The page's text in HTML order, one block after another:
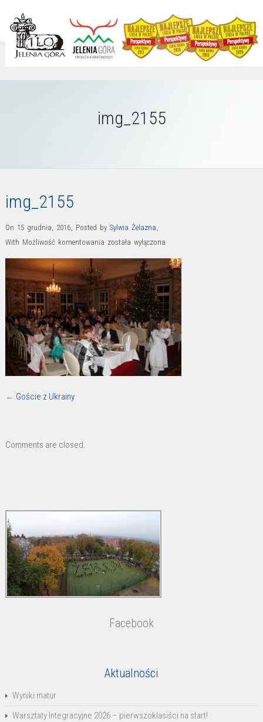
img_2155
img_2155
On 15 grudnia, 2016, Posted by Sylwia Żelazna ,
With Możliwość komentowania img_2155
została wyłączona
← Goście z Ukrainy
Comments are closed.
Facebook
Aktualności
Wyniki matur
Warsztaty Integracyjne 2026 – pierwszoklasiści na start!